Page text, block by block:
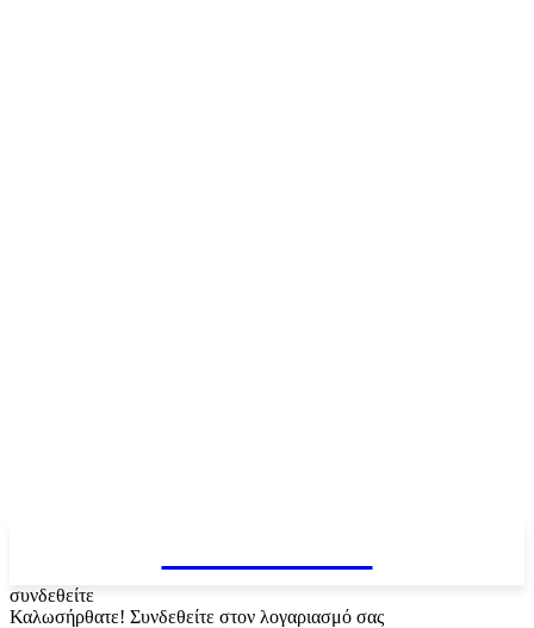
συνδεθείτε
Καλωσήρθατε! Συνδεθείτε στον λογαριασμό σας